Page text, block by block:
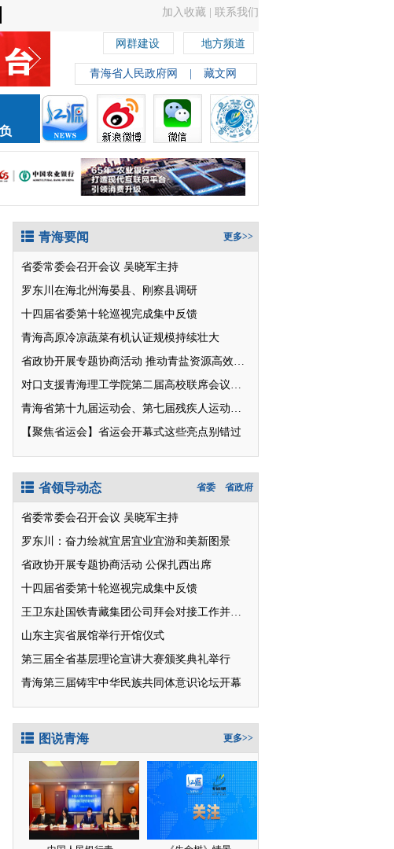
加入收藏 联系我们
网群建设 地方频道
青海省人民政府网 藏文网
青海要闻 更多>>
省委常委会召开会议 吴晓军主持
罗东川在海北州海晏县、刚察县调研
十四届省委第十轮巡视完成集中反馈
青海高原冷凉蔬菜有机认证规模持续壮大
省政协开展专题协商活动 推动青盐资源高效开发利用
对口支援青海理工学院第二届高校联席会议召开
青海省第十九届运动会、第七届残疾人运动会明日开幕
【聚焦省运会】省运会开幕式这些亮点别错过
省领导动态 省政府
省委
省委常委会召开会议 吴晓军主持
罗东川：奋力绘就宜居宜业宜游和美新图景
省政协开展专题协商活动 公保扎西出席
十四届省委第十轮巡视完成集中反馈
王卫东赴国铁青藏集团公司拜会对接工作并座谈
山东主宾省展馆举行开馆仪式
第三届全省基层理论宣讲大赛颁奖典礼举行
青海第三届铸牢中华民族共同体意识论坛开幕
图说青海 更多>>